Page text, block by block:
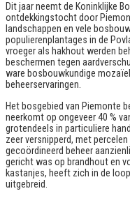
Dit jaar neemt de Koninklijke
ontdekkingstocht door
landschappen en vele
populierenplantages in de
vroeger als hakhout werden
beschermen tegen
ware bosbouwkundige
beheerservaringen.
Het bosgebied van Piemonte
neerkomt op ongeveer 40 %
grotendeels in particuliere
zeer versnipperd, met
gecoördineerd beheer
gericht was op brandhout en
kastanjes, heeft zich in de
uitgebreid.